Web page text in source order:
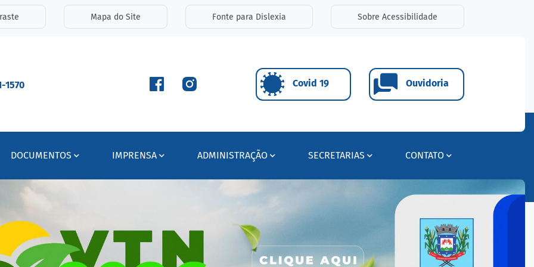
de acessibilidade
Mapa do Site Fonte para Dislexia Sobre Acessibilidade
1570 Covid 19 Ouvidoria
DOCUMENTOS IMPRENSA ADMINISTRAÇÃO SECRETARIAS CONTATO